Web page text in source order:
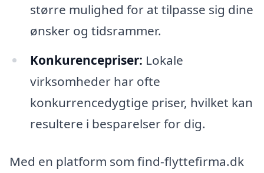
større mulighed for at tilpasse sig dine
ønsker og tidsrammer.
Konkurencepriser: Lokale
virksomheder har ofte
konkurrencedygtige priser, hvilket kan
resultere i besparelser for dig.
Med en platform som find-flyttefirma.dk